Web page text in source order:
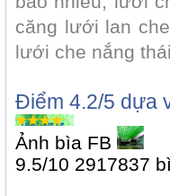
căng lưới lan
lưới che nắng
Điểm 4.2/5 dựa
Ảnh bìa FB
9.5/10 2917837